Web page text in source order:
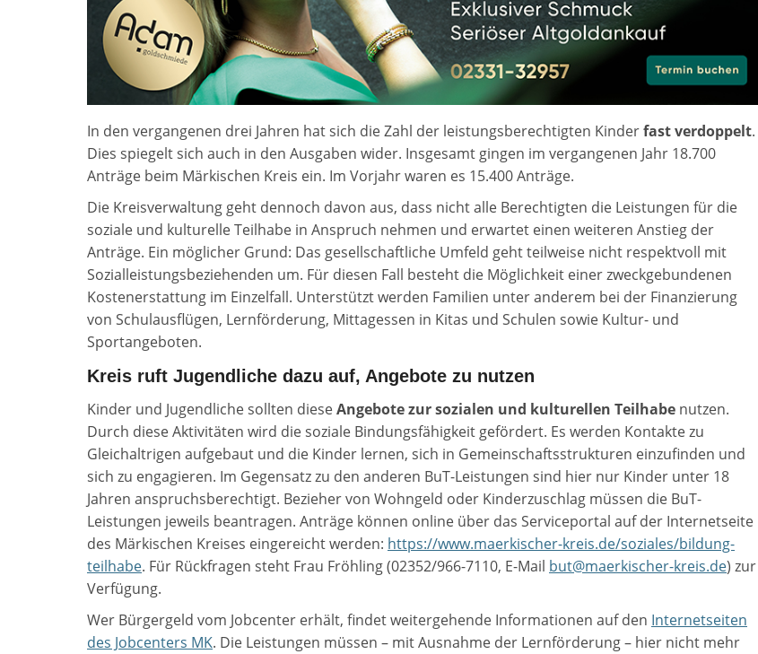
In den vergangenen drei Jahren hat sich die Zahl der leistungsberechtigten Kinderfast verdoppelt.
Dies spiegelt sich auch in den Ausgaben wider. Insgesamt gingen im vergangenen Jahr 18.700
Anträge beim Märkischen Kreis ein. Im Vorjahr waren es 15.400 Anträge.
Die Kreisverwaltung geht dennoch davon aus, dass nicht alle Berechtigten die Leistungen für die
soziale und kulturelle Teilhabe in Anspruch nehmen und erwartet einen weiteren Anstieg der
Anträge. Ein möglicher Grund: Das gesellschaftliche Umfeld geht teilweise nicht respektvoll mit
Sozialleistungsbeziehenden um. Für diesen Fall besteht die Möglichkeit einer zweckgebundenen
Kostenerstattung im Einzelfall. Unterstützt werden Familien unter anderem bei der Finanzierung
von Schulausflügen, Lernförderung, Mittagessen in Kitas und Schulen sowie Kultur- und
Sportangeboten.
Kreis ruft Jugendliche dazu auf, Angebote zu nutzen
Kinder und Jugendliche sollten dieseAngebote zur sozialen und kulturellen Teilhabe nutzen.
Durch diese Aktivitäten wird die soziale Bindungsfähigkeit gefördert. Es werden Kontakte zu
Gleichaltrigen aufgebaut und die Kinder lernen, sich in Gemeinschaftsstrukturen einzufinden und
sich zu engagieren. Im Gegensatz zu den anderen BuT-Leistungen sind hier nur Kinder unter 18
Jahren anspruchsberechtigt. Bezieher von Wohngeld oder Kinderzuschlag müssen die BuT-
Leistungen jeweils beantragen. Anträge können online über das Serviceportal auf der Internetseite
des Märkischen Kreises eingereicht werden: https://www.maerkischer-kreis.de/soziales/bildung-
teilhabe. Für Rückfragen steht Frau Fröhling (02352/966-7110, E-Mail but@maerkischer-kreis.de) zur
Verfügung.
Wer Bürgergeld vom Jobcenter erhält, findet weitergehende Informationen auf den Internetseiten
des Jobcenters MK. Die Leistungen müssen – mit Ausnahme der Lernförderung – hier nicht mehr